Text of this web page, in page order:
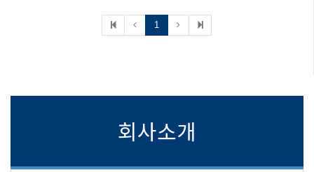
1
회사소개